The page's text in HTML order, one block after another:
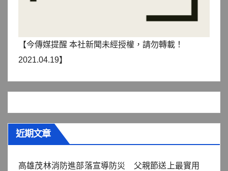
【今傳媒提醒 本社新聞未經授權，請勿轉載！
2021.04.19】
近期文章
高雄茂林消防進部落宣導防災 父親節送上最實用